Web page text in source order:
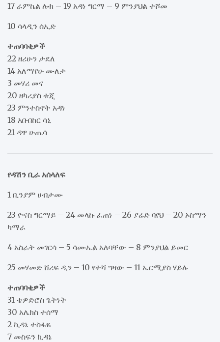
17 ራምኬል ሎክ – 19 አዳነ ግርማ – 9 ምንያህል ተሾመ
10 ሳላዲን ሰኢድ
ተጠባባቂዎች
22 ዘሪሁን ታደለ
14 አለማየሁ ሙለታ
3 መሃሪ መና
20 ዘካሪያስ ቱጂ
23 ምንተስኖት አዳነ
18 አቡበከር ሳኒ
21 ዳዋ ሁጤሳ
የዳሽን ቢራ አሰላለፍ
1 ቢንያም ሀብታሙ
23 ዮናስ ግርማይ – 24 መላኩ ፈጠነ – 26 ያሬድ ባየህ – 20 ኦስማን
ካማራ
4 አስራት መገርሳ – 5 ሳሙኤል አለባቸው – 8 ምንያህል ይመር
25 መሃመድ ሸሪፍ ዲን – 10 የተሻ ግዛው – 11 ኤርሚያስ ሃይሉ
ተጠባባቂዎች
31 ቴዎድሮስ ጌትነት
30 አሌክስ ተሰማ
2 ኪዳኔ ተስፋዬ
7 መስፍን ኪዳኔ